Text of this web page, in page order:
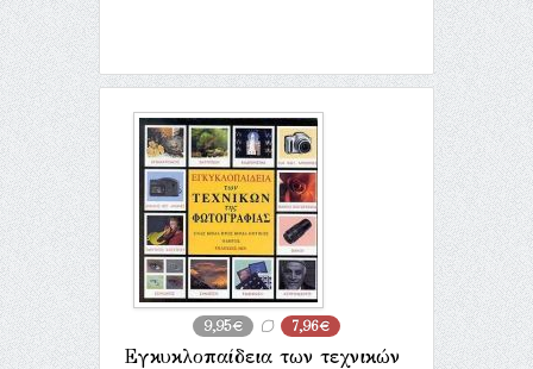
9,95€ 7,96€
Εγκυκλοπαίδεια των τεχνικών